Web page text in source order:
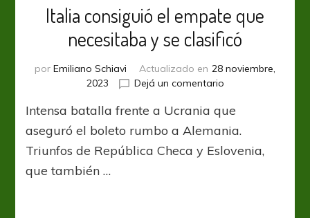
Italia consiguió el empate que
necesitaba y se clasificó
por Emiliano Schiavi Actualizado en 28 noviembre,
2023
Dejá un comentarioen
consiguió
el
que
Intensa batalla frente a Ucrania que
aseguró el boleto rumbo a Alemania.
Triunfos de República Checa y Eslovenia,
que también …